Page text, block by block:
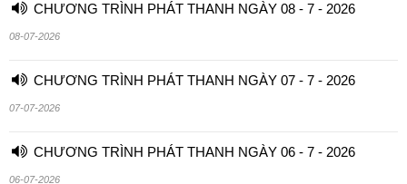
CHƯƠNG TRÌNH PHÁT THANH NGÀY 08 - 7 - 2026
08-07-2026
CHƯƠNG TRÌNH PHÁT THANH NGÀY 07 - 7 - 2026
07-07-2026
CHƯƠNG TRÌNH PHÁT THANH NGÀY 06 - 7 - 2026
06-07-2026